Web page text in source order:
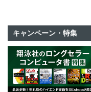
キャンペーン・特集